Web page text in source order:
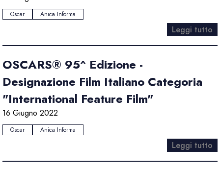
Oscar Anica Informa
Leggi tutto
OSCARS® 95^ Edizione -
Designazione Film Italiano Categoria
"International Feature Film"
16 Giugno 2022
Oscar Anica Informa
Leggi tutto